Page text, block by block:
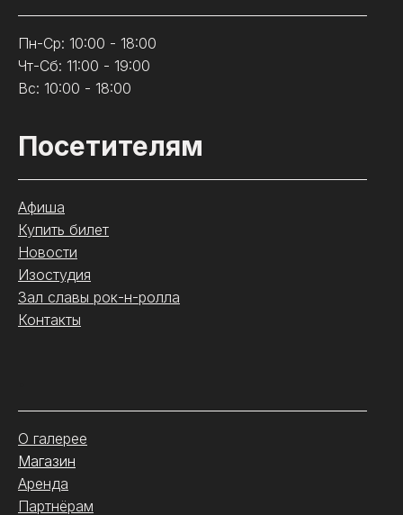
Пн-Ср: 10:00 - 18:00
Чт-Сб: 11:00 - 19:00
Вс: 10:00 - 18:00
Посетителям
Афиша
Купить билет
Новости
Изостудия
Зал славы рок-н-ролла
Контакты
О галерее
Магазин
Аренда
Партнёрам